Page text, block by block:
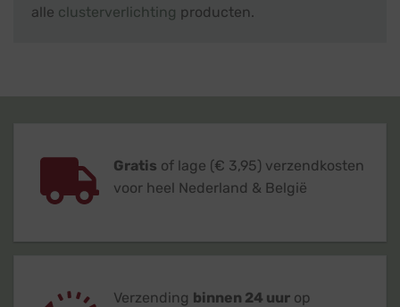
alle clusterverlichting producten.
Gratis of lage (€ 3,95) verzendkosten
voor heel Nederland & België
Verzending binnen 24 uur op